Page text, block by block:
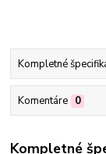
Kompletné
Komentáre 0
Kompletné